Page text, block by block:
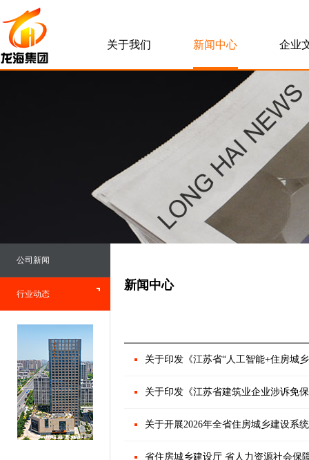
关于我们 新闻中心 企业
公司新闻
行业动态
新闻中心
关于印发《江苏省“人工智能+住房城
关于印发《江苏省建筑业企业涉诉免
关于开展2026年全省住房城乡建设系
省住房城乡建设厅 省人力资源社会保